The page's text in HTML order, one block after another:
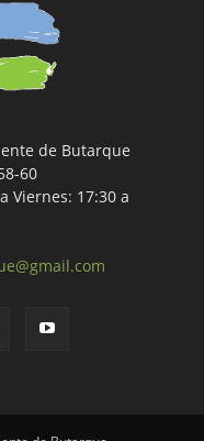
de Butarque
60
Viernes: 17:30 a